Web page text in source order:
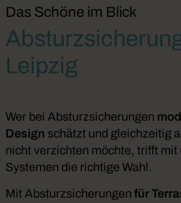
Das Schöne im Blick
Leipzig
Wer bei Absturzsicherungen
Design schätzt und gleichzeitig
nicht verzichten möchte, trifft mit
Systemen die richtige Wahl.
Mit Absturzsicherungen für